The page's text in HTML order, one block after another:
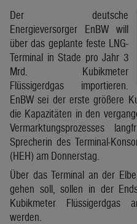
Der deutsche
Energieversorger EnBW will
über das geplante feste LNG-
Terminal in Stade pro Jahr 3
Mrd. Kubikmeter
Flüssigerdgas importieren.
EnBW sei der erste größere
die Kapazitäten in den
Vermarktungsprozesses
Sprecherin des Terminal-
(HEH) am Donnerstag.
Über das Terminal an der
gehen soll, sollen in der
Kubikmeter Flüssigerdgas
werden.